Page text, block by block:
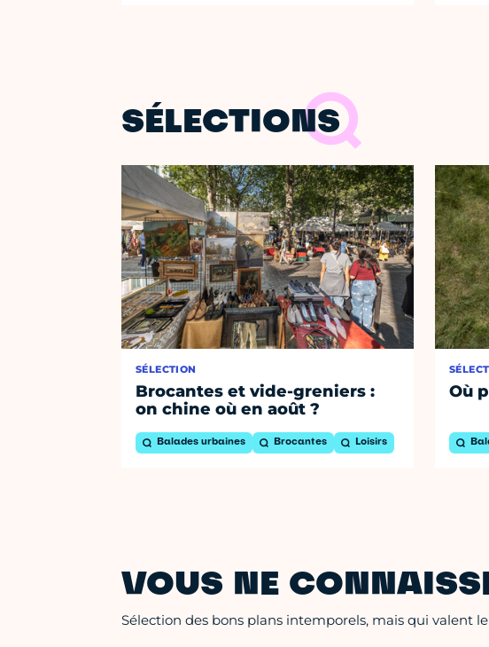
SÉLECTIONS
SÉLECTION
Brocantes et vide-greniers :
on chine où en août ?
Balades urbaines Brocantes Loisirs
Où
VOUS NE
Sélection des bons plans intemporels, mais qui valent